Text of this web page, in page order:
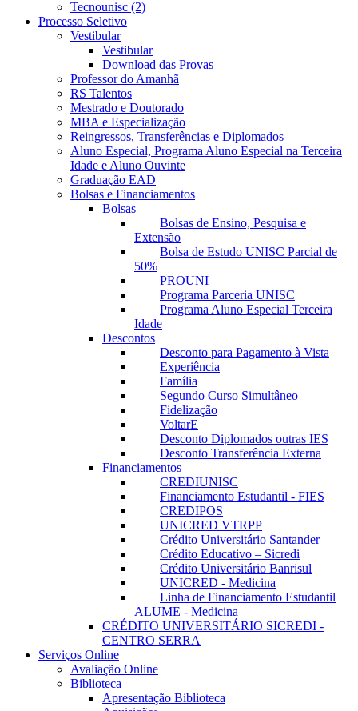
Tecnounisc (2)
Processo Seletivo
Vestibular
Vestibular
Download das Provas
Professor do Amanhã
RS Talentos
Mestrado e Doutorado
MBA e Especialização
Reingressos, Transferências e Diplomados
Aluno Especial, Programa Aluno Especial na Terceira
Idade e Aluno Ouvinte
Graduação EAD
Bolsas e Financiamentos
Bolsas
Bolsas de Ensino, Pesquisa e
Extensão
Bolsa de Estudo UNISC Parcial de
50%
PROUNI
Programa Parceria UNISC
Programa Aluno Especial Terceira
Idade
Descontos
Desconto para Pagamento à Vista
Experiência
Família
Segundo Curso Simultâneo
Fidelização
VoltarE
Desconto Diplomados outras IES
Desconto Transferência Externa
Financiamentos
CREDIUNISC
Financiamento Estudantil - FIES
CREDIPOS
UNICRED VTRPP
Crédito Universitário Santander
Crédito Educativo – Sicredi
Crédito Universitário Banrisul
UNICRED - Medicina
Linha de Financiamento Estudantil
ALUME - Medicina
CRÉDITO UNIVERSITÁRIO SICREDI -
CENTRO SERRA
Serviços Online
Avaliação Online
Biblioteca
Apresentação Biblioteca